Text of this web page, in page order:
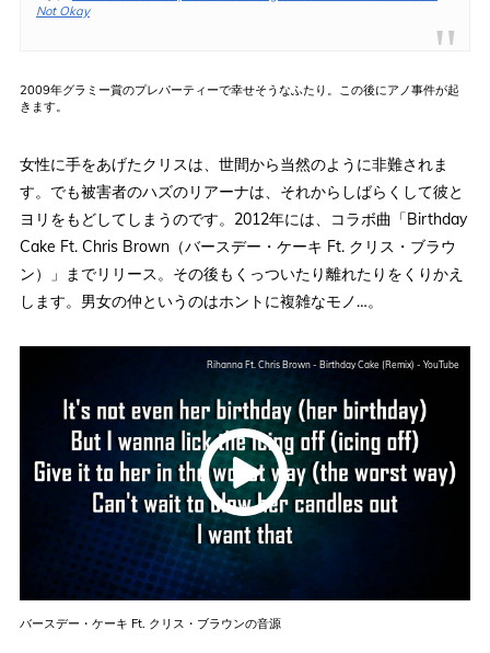
Not Okay
2009年グラミー賞のプレパーティーで幸せそうなふたり。この後にアノ事件が起
きます。
女性に手をあげたクリスは、世間から当然のように非難されま
す。でも被害者のハズのリアーナは、それからしばらくして彼と
ヨリをもどしてしまうのです。2012年には、コラボ曲「Birthday
Cake Ft. Chris Brown（バースデー・ケーキ Ft. クリス・ブラウ
ン）」までリリース。その後もくっついたり離れたりをくりかえ
します。男女の仲というのはホントに複雑なモノ…。
Rihanna Ft. Chris Brown - Birthday Cake (Remix) - YouTube
バースデー・ケーキ Ft. クリス・ブラウンの音源